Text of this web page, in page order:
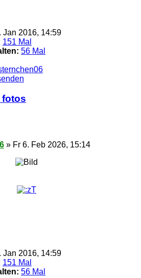
Jan 2016, 14:59
151 Mal
56 Mal
fotos
» Fr 6. Feb 2026, 15:14
Jan 2016, 14:59
151 Mal
56 Mal